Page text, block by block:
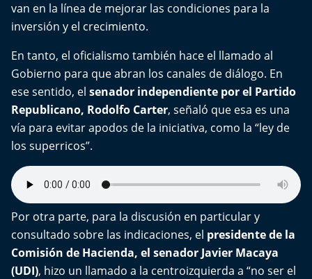
van en la línea de mejorar las condiciones para la
inversión y el crecimiento.
En tanto, el oficialismo también hace el llamado al
Gobierno para que abran los canales de diálogo. En
ese sentido, el senador independiente por el Partido
Republicano, Rodolfo Carter, señaló que esa es una
vía para evitar apodos de la iniciativa, como la “ley de
los superricos”.
Por otra parte, para la discusión en particular y
consultado sobre las indicaciones, el presidente de la
Comisión de Hacienda, el senador Javier Macaya
(UDI), hizo un llamado a la centroizquierda a “no ser el